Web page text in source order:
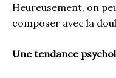
Heureusement, on
composer avec la
Une tendance